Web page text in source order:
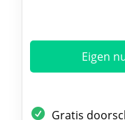
Eigen
Gratis